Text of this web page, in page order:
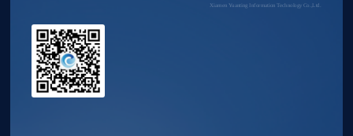
Xiamen Yuanting Information Technology Co.,Ltd.